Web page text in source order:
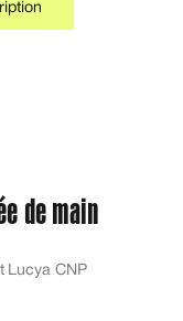
de main
Lucya CNP